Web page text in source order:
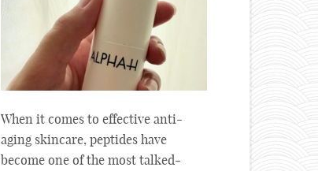
When it comes to effective anti-
aging skincare, peptides have
become one of the most talked-